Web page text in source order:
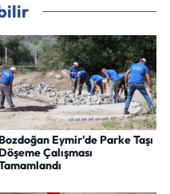
Bozdoğan Eymir'de Parke Taşı
Döşeme Çalışması